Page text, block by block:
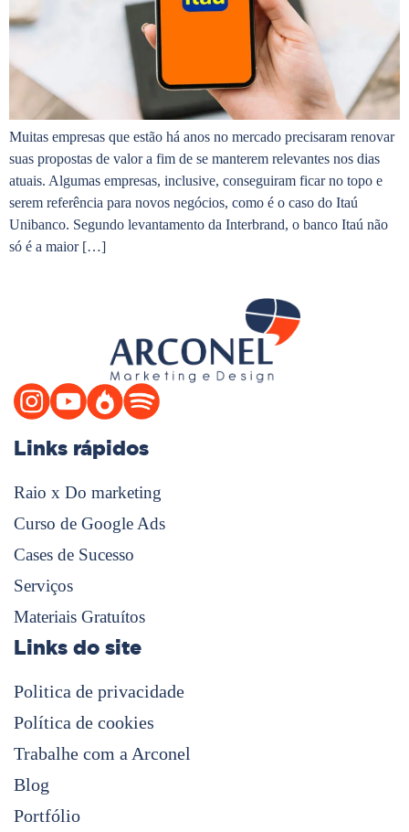
Muitas empresas que estão há anos no mercado precisaram renovar
suas propostas de valor a fim de se manterem relevantes nos dias
atuais. Algumas empresas, inclusive, conseguiram ficar no topo e
serem referência para novos negócios, como é o caso do Itaú
Unibanco. Segundo levantamento da Interbrand, o banco Itaú não
só é a maior […]
Links rápidos
Raio x Do marketing
Curso de Google Ads
Cases de Sucesso
Serviços
Materiais Gratuítos
Links do site
Politica de privacidade
Política de cookies
Trabalhe com a Arconel
Blog
Portfólio